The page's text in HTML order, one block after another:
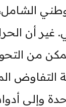
غير أن
يتمكن من
وإلى